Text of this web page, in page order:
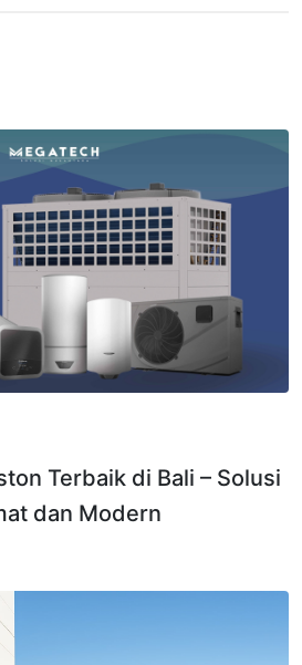
Terbaik di Bali – Solusi
dan Modern